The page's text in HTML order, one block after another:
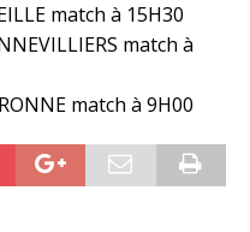
match à 15H30
match à
match à 9H00